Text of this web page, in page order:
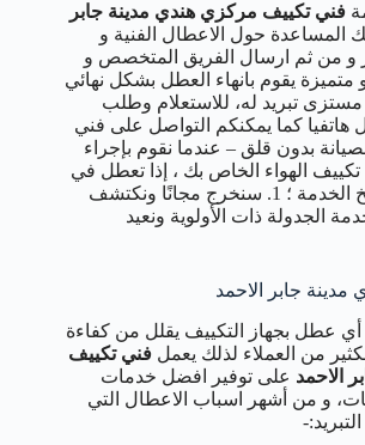
فني تكييف مركزي هندي مدينة جابر
المساعدة حول الاعطال الفنية و
و من ثم ارسال الفريق المتخصص و
متميزة يقوم بانهاء العطل بشكل نهائي
مستزى تبريد له، للاستعلام وطلب
هاتفيا كما يمكنكم التواصل على فني
بدون قلق – عندما نقوم بإجراء
الهواء الخاص بك ، إذا تعطل في
غضون 6 أشهر من تاريخ الخدمة ؛ 1. سنخرج مجانًا ونكتشف
خدمة الجدولة ذات الأولوية ونعيد
جابر الاحمد
عطل بجهاز التكييف يقلل من كفاءة
من العملاء لذلك يعمل فني تكييف
الاحمد على توفير افضل خدمات
و من أشهر اسباب الاعطال التي